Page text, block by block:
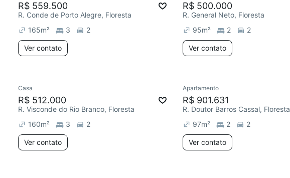
R$ 559.500
R. Conde de Porto Alegre, Floresta
165m² 3 2
Ver contato
R$ 500.000
R. General Neto, Floresta
95m² 2 2
Ver contato
Casa
R$ 512.000
R. Visconde do Rio Branco, Floresta
160m² 3 2
Ver contato
Apartamento
R$ 901.631
R. Doutor Barros Cassal, Floresta
97m² 2 2
Ver contato